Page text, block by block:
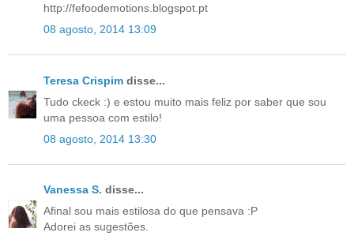
http://fefoodemotions.blogspot.pt
08 agosto, 2014 13:09
Teresa Crispim disse...
Tudo ckeck :) e estou muito mais feliz por saber que sou
uma pessoa com estilo!
08 agosto, 2014 13:30
Vanessa S. disse...
Afinal sou mais estilosa do que pensava :P
Adorei as sugestões.